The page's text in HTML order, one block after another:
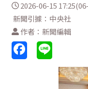
2026-06-15
新聞引據：中央社
作者：新聞編輯